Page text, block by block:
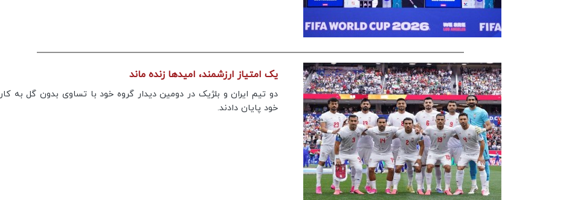
یک امتیاز ارزشمند، امیدها زنده ماند
دو تیم ایران و بلژیک در دومین دیدار گروه خود با تساوی بدون گل به کار
خود پایان دادند.
ماجرای قلعه‌های متعدد در جنوب ایران چیست؟